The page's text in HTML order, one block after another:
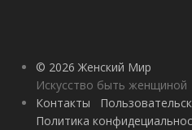
© 2026 Женский Мир
Искусство быть женщиной
Контакты
Политика